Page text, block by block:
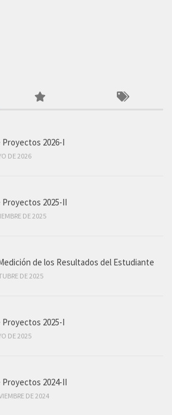
Proyectos 2026-I
DE 2026
Proyectos 2025-II
DE 2025
de los Resultados del Estudiante
DE 2025
Proyectos 2025-I
DE 2025
Proyectos 2024-II
DE 2024